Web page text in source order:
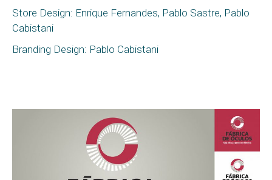
Store Design: Enrique Fernandes, Pablo Sastre, Pablo
Cabistani
Branding Design: Pablo Cabistani